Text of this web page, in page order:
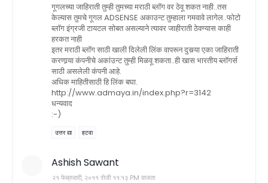
गूगलच्या जाहिराती तुम्ही तुमच्या मराठी ब्लॉग वर ठेवू शकत नाही..तस
केल्यास तुमचे गूगल ADSENSE अकाउन्ट तुम्हाला गमवावे लागेल..फोटो
ब्लॉग इंग्रजी टायटल सोबत असल्याने त्यावर जाहीराती ठेवण्यास काही
हरकत नाही
इतर मराठी ब्लॉग साठी खाली दिलेली लिंक वापरून दुसर्‍या एका जाहिराती
करणार्‍या कंपनीचे अकांउन्ट तुम्ही मिळवू शकता..ही खास भारतीय ब्लॉगर्स
साठी असलेली कंपनी आहे.
अधिक माहितीसाठी हि लिंक बघा.
http://www.admaya.in/index.php?r=3142
धन्यवाद
:-)
उत्तर द्या हटवा
Ashish Sawant
२१ फेब्रुवारी, २०११ रोजी ११:१३ PM वाजता